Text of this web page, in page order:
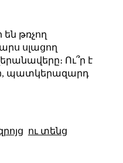
են թռչող
սլացող
Ու՞ր է
պատկերազարդ
ու տենց